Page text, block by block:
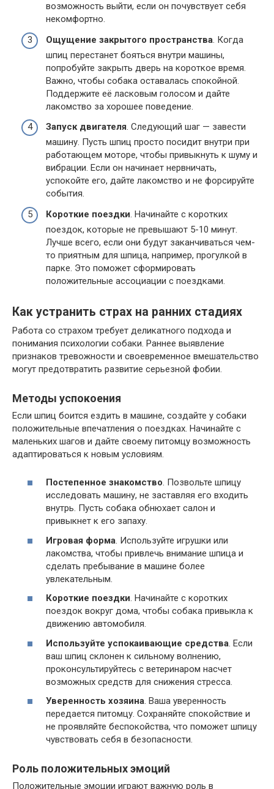
возможность выйти, если он почувствует себя
некомфортно.
Ощущение закрытого пространства. Когда
шпиц перестанет бояться внутри машины,
попробуйте закрыть дверь на короткое время.
Важно, чтобы собака оставалась спокойной.
Поддержите её ласковым голосом и дайте
лакомство за хорошее поведение.
Запуск двигателя. Следующий шаг — завести
машину. Пусть шпиц просто посидит внутри при
работающем моторе, чтобы привыкнуть к шуму и
вибрации. Если он начинает нервничать,
успокойте его, дайте лакомство и не форсируйте
события.
Короткие поездки. Начинайте с коротких
поездок, которые не превышают 5-10 минут.
Лучше всего, если они будут заканчиваться чем-
то приятным для шпица, например, прогулкой в
парке. Это поможет сформировать
положительные ассоциации с поездками.
Как устранить страх на ранних стадиях
Работа со страхом требует деликатного подхода и
понимания психологии собаки. Раннее выявление
признаков тревожности и своевременное вмешательство
могут предотвратить развитие серьезной фобии.
Методы успокоения
Если шпиц боится ездить в машине, создайте у собаки
положительные впечатления о поездках. Начинайте с
маленьких шагов и дайте своему питомцу возможность
адаптироваться к новым условиям.
Постепенное знакомство. Позвольте шпицу
исследовать машину, не заставляя его входить
внутрь. Пусть собака обнюхает салон и
привыкнет к его запаху.
Игровая форма. Используйте игрушки или
лакомства, чтобы привлечь внимание шпица и
сделать пребывание в машине более
увлекательным.
Короткие поездки. Начинайте с коротких
поездок вокруг дома, чтобы собака привыкла к
движению автомобиля.
Используйте успокаивающие средства. Если
ваш шпиц склонен к сильному волнению,
проконсультируйтесь с ветеринаром насчет
возможных средств для снижения стресса.
Уверенность хозяина. Ваша уверенность
передается питомцу. Сохраняйте спокойствие и
не проявляйте беспокойства, что поможет шпицу
чувствовать себя в безопасности.
Роль положительных эмоций
Положительные эмоции играют важную роль в